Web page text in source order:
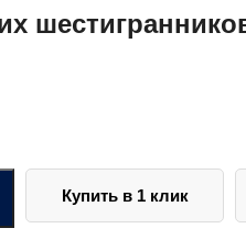
Купить в 1 клик